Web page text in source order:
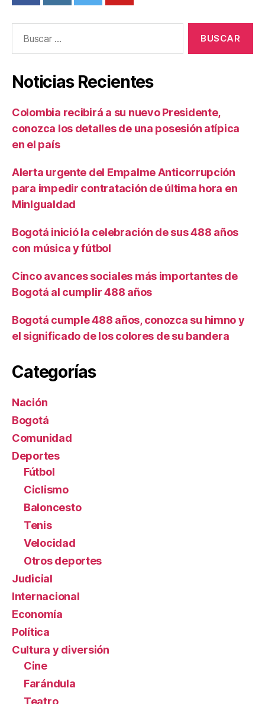
Noticias Recientes
Colombia recibirá a su nuevo Presidente,
conozca los detalles de una posesión atípica
en el país
Alerta urgente del Empalme Anticorrupción
para impedir contratación de última hora en
MinIgualdad
Bogotá inició la celebración de sus 488 años
con música y fútbol
Cinco avances sociales más importantes de
Bogotá al cumplir 488 años
Bogotá cumple 488 años, conozca su himno y
el significado de los colores de su bandera
Categorías
Nación
Bogotá
Comunidad
Deportes
Fútbol
Ciclismo
Baloncesto
Tenis
Velocidad
Otros deportes
Judicial
Internacional
Economía
Política
Cultura y diversión
Cine
Farándula
Teatro